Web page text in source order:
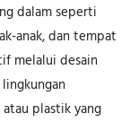
dalam seperti
anak, dan tempat
melalui desain
plastik yang